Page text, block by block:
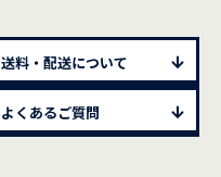
送料・配送について
よくあるご質問